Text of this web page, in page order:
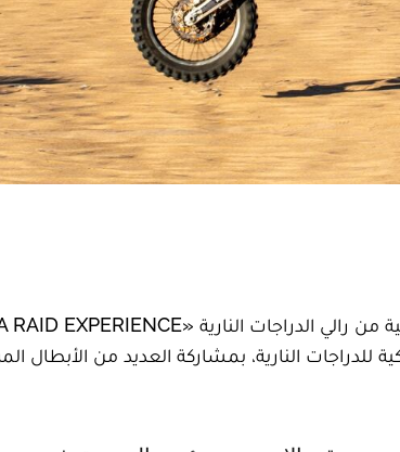
للدراجات النارية، بمشاركة العديد من الأبطال